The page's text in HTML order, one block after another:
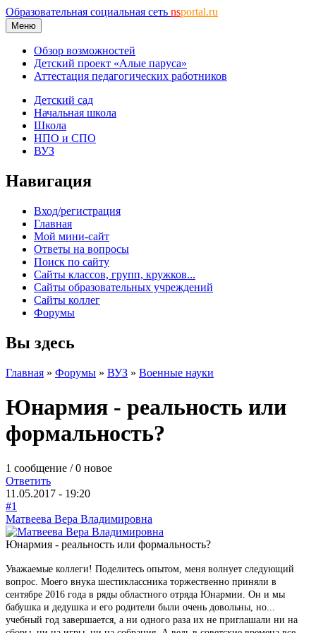
Образовательная социальная сеть nsportal.ru
Меню
Обзор возможностей
Детский проект «Алые паруса»
Аттестация педагогических работников
Детский сад
Начальная школа
Школа
НПО и СПО
ВУЗ
Навигация
Вход/регистрация
Главная
Мой мини-сайт
Ответы на вопросы
Поиск по сайту
Сайты классов, групп, кружков...
Сайты образовательных учреждений
Сайты коллег
Форумы
Вы здесь
Главная » Форумы » ВУЗ » Военные науки
Юнармия - реальность или
формальность?
1 сообщение / 0 новое
Ответить
11.05.2017 - 19:20
#1
Матвеева Вера Владимировна
Юнармия - реальность или формальность?
Уважаемые коллеги! Поделитесь опытом, меня волнует следующий
вопрос. Моего внука шестиклассника торжественно приняли в
сентябре 2016 года в ряды областного отряда Юнармии. Он и мы
бабушка и дедушка и его родители были очень довольны, но...
учебный год завершается, а ни одного раза их не приглашали ни на